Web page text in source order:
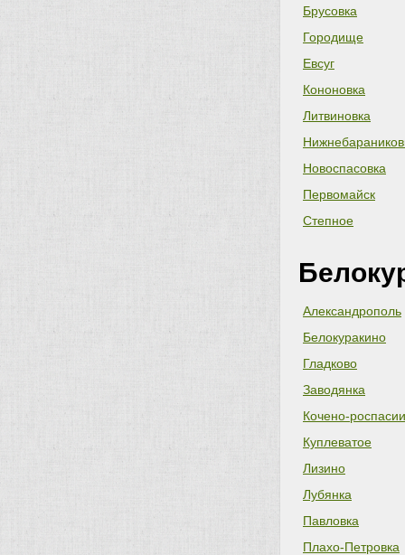
Брусовка
Городище
Евсуг
Кононовка
Литвиновка
Новоспасовка
Первомайск
Степное
Александрополь
Белокуракино
Гладково
Заводянка
Кочено-
Куплеватое
Лизино
Лубянка
Павловка
Плахо-Петровка